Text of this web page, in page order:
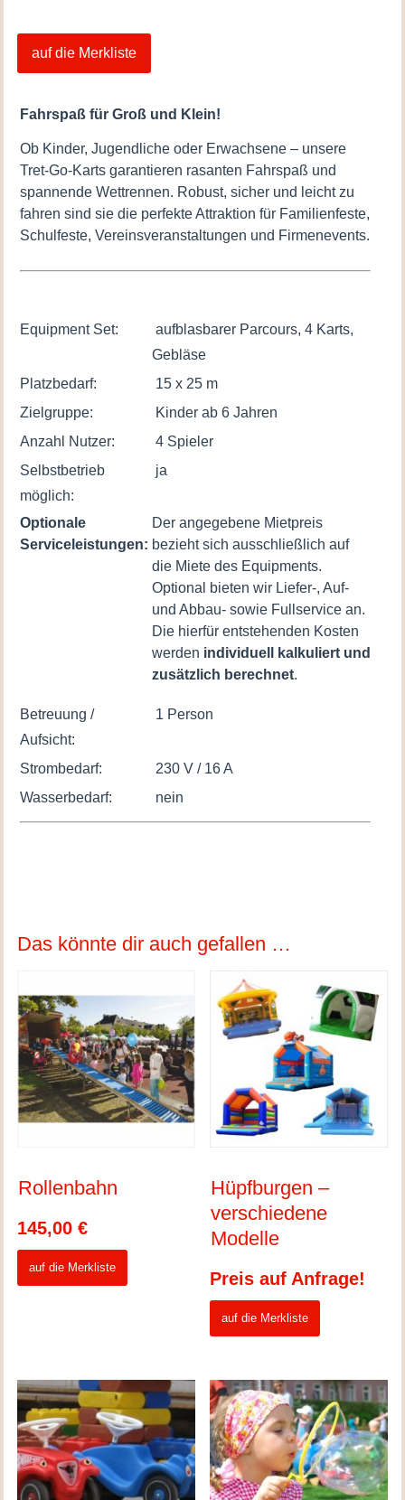
Boxenstopp
Menge
auf die Merkliste
Fahrspaß für Groß und Klein!
Ob Kinder, Jugendliche oder Erwachsene – unsere
Tret-Go-Karts garantieren rasanten Fahrspaß und
spannende Wettrennen. Robust, sicher und leicht zu
fahren sind sie die perfekte Attraktion für Familienfeste,
Schulfeste, Vereinsveranstaltungen und Firmenevents.
Equipment Set:
aufblasbarer Parcours, 4 Karts,
Gebläse
Platzbedarf:
15 x 25 m
Zielgruppe:
Kinder ab 6 Jahren
Anzahl Nutzer:
4 Spieler
Selbstbetrieb
möglich:
ja
Optionale
Serviceleistungen:
Der angegebene Mietpreis
bezieht sich ausschließlich auf
die Miete des Equipments.
Optional bieten wir Liefer-, Auf-
und Abbau- sowie Fullservice an.
Die hierfür entstehenden Kosten
werden individuell kalkuliert und
zusätzlich berechnet.
Betreuung /
Aufsicht:
1 Person
Strombedarf:
230 V / 16 A
Wasserbedarf:
nein
Das könnte dir auch gefallen …
Rollenbahn
145,00€
auf die Merkliste
Hüpfburgen –
verschiedene
Modelle
Preis auf Anfrage!
auf die Merkliste